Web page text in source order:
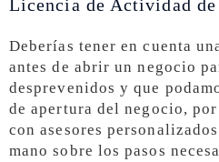
Licencia de Actividad
Deberías tener en cuenta
antes de abrir un negocio
desprevenidos y que
de apertura del negocio,
con asesores
mano sobre los pasos